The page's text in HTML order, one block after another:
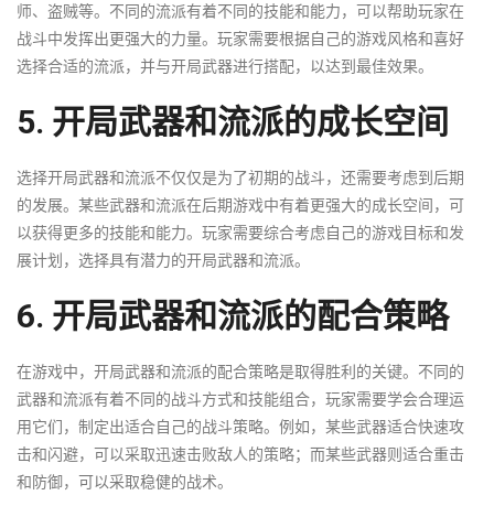
师、盗贼等。不同的流派有着不同的技能和能力，可以帮助玩家在
战斗中发挥出更强大的力量。玩家需要根据自己的游戏风格和喜好
选择合适的流派，并与开局武器进行搭配，以达到最佳效果。
5. 开局武器和流派的成长空间
选择开局武器和流派不仅仅是为了初期的战斗，还需要考虑到后期
的发展。某些武器和流派在后期游戏中有着更强大的成长空间，可
以获得更多的技能和能力。玩家需要综合考虑自己的游戏目标和发
展计划，选择具有潜力的开局武器和流派。
6. 开局武器和流派的配合策略
在游戏中，开局武器和流派的配合策略是取得胜利的关键。不同的
武器和流派有着不同的战斗方式和技能组合，玩家需要学会合理运
用它们，制定出适合自己的战斗策略。例如，某些武器适合快速攻
击和闪避，可以采取迅速击败敌人的策略；而某些武器则适合重击
和防御，可以采取稳健的战术。